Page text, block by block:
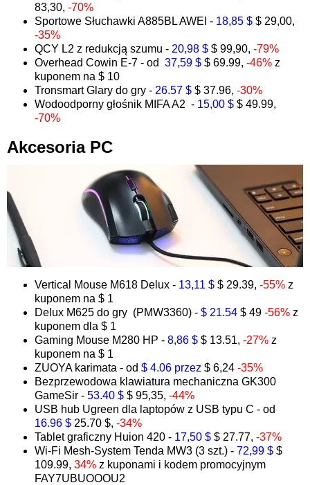
83,30, -70%
Sportowe Słuchawki A885BL AWEI - 18,85 $ $ 29,00,
-35%
QCY L2 z redukcją szumu - 20,98 $ $ 99,90, -79%
Overhead Cowin E-7 - od 37,59 $ $ 69.99, -46% z
kuponem na $ 10
Tronsmart Glary do gry - 26.57 $ $ 37.96, -30%
Wodoodporny głośnik MIFA A2 - 15,00 $ $ 49.99,
-70%
Akcesoria PC
Vertical Mouse M618 Delux - 13,11 $ $ 29.39, -55% z
kuponem na $ 1
Delux M625 do gry (PMW3360) - $ 21.54 $ 49 -56% z
kuponem dla $ 1
Gaming Mouse M280 HP - 8,86 $ $ 13.51, -27% z
kuponem na $ 1
ZUOYA karimata - od $ 4.06 przez $ 6,24 -35%
Bezprzewodowa klawiatura mechaniczna GK300
GameSir - 53.40 $ $ 95,35, -44%
USB hub Ugreen dla laptopów z USB typu C - od
16.96 $ 25.70 $, -34%
Tablet graficzny Huion 420 - 17,50 $ $ 27.77, -37%
Wi-Fi Mesh-System Tenda MW3 (3 szt.) - 72,99 $ $
109.99, 34% z kuponami i kodem promocyjnym
FAY7UBUOOOU2